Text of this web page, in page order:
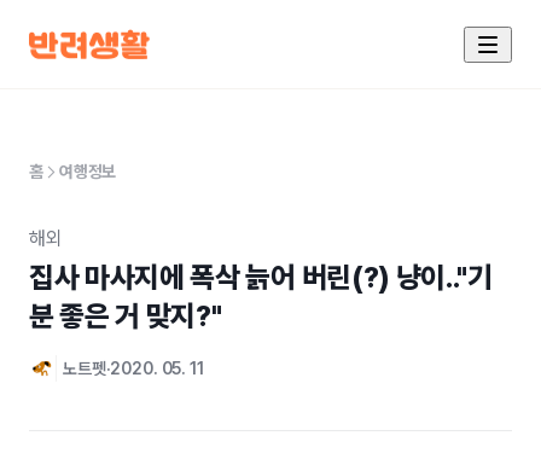
홈 여행정보
해외
집사 마사지에 폭삭 늙어 버린(?) 냥이.."기
분 좋은 거 맞지?"
노트펫 2020. 05. 11